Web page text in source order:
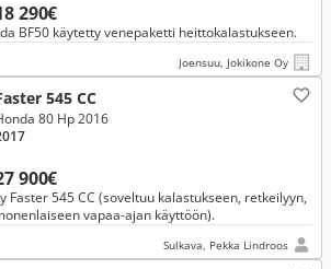
290€
Faster 460i 2022 + Honda BF50 käytetty venepaketti heittokalastukseen.
Joensuu, Jokikone Oy
545 CC
900€
80 Hp 2016
Faster 545 CC (soveltuu kalastukseen, retkeilyyn,
vapaa-ajan käyttöön).
Sulkava, Pekka Lindroos